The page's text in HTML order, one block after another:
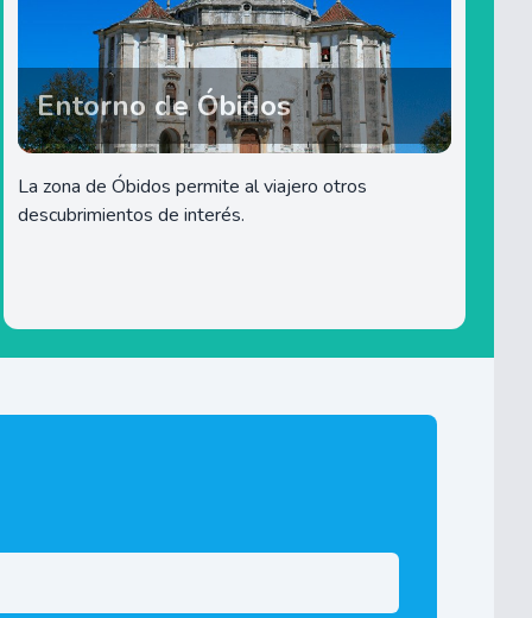
Entorno de Óbidos
La zona de Óbidos permite al viajero otros
descubrimientos de interés.